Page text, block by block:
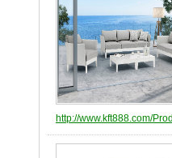
http://www.kft888.com/